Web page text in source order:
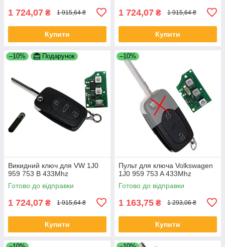
1 724,07 ₴ 1 915,64 ₴
Купити
1 724,07 ₴ 1 915,64 ₴
Купити
–10% Подарунок
Викидний ключ для VW 1J0
959 753 B 433Mhz
Готово до відправки
1 724,07 ₴ 1 915,64 ₴
Купити
–10%
Пульт для ключа Volkswagen
1J0 959 753 A 433Mhz
Готово до відправки
1 163,75 ₴ 1 293,06 ₴
Купити